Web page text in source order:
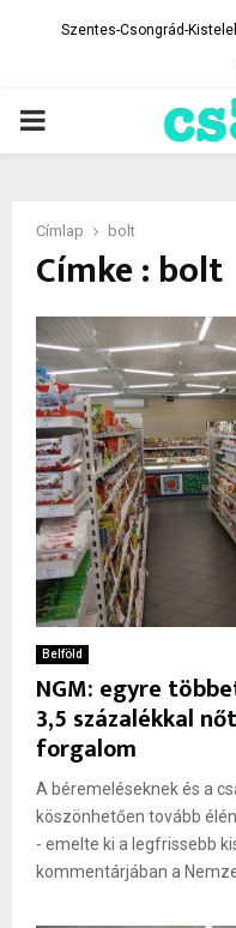
Szentes-Csongrád-
PRIMARY
Címlap bolt
Címke : bolt
Belföld
NGM: egyre
3,5 százalékkal
forgalom
A béremeléseknek és a
köszönhetően tovább
- emelte ki a legfrissebb
kommentárjában a